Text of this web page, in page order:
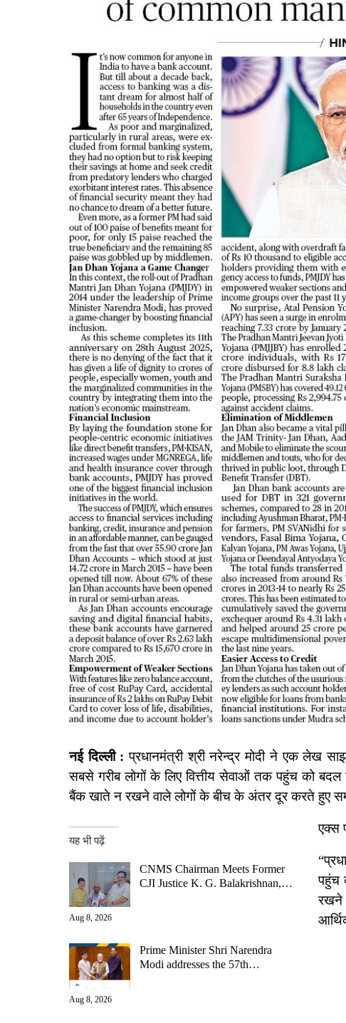
नई दिल्ली : प्रधानमंत्री श्री नरेन्‍द्र मोदी ने एक लेख
सबसे गरीब लोगों के लिए वित्तीय सेवाओं तक पहुंच को
बैंक खाते न रखने वाले लोगों के बीच के अंतर दूर करते हुए
यह भी पढ़ें
CNMS Chairman Meets Former
CJI Justice K. G. Balakrishnan,…
Aug 8, 2026
Prime Minister Shri Narendra
Modi addresses the 57th…
Aug 8, 2026
एक्स
पहुंच
रखने